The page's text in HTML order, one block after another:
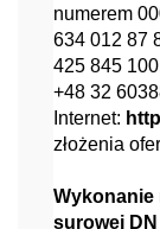
numerem
634 012 87
425 845
+48 32
Internet:
złożenia
surowej